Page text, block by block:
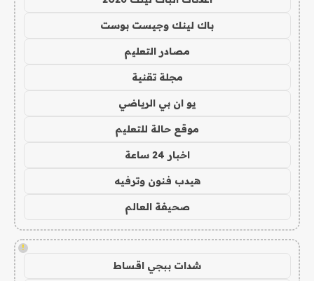
باك لينك وجيست بوست
مصادر التعليم
مجلة تقنية
يو ان بي الرياضي
موقع حالة للتعليم
اخبار 24 ساعة
هيدب فنون وترفيه
صحيفة العالم
!
شدات ببجي اقساط